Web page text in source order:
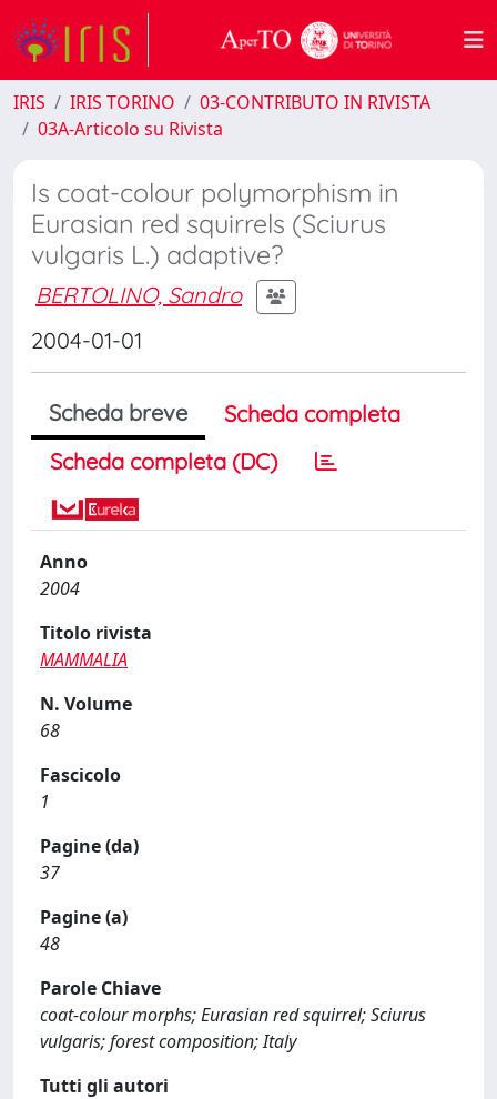
IRIS IRIS TORINO
03-CONTRIBUTO IN RIVISTA
03A-Articolo su Rivista
Is coat-colour polymorphism in
Eurasian red squirrels (Sciurus
vulgaris L.) adaptive?
BERTOLINO, Sandro
2004-01-01
Scheda breve
Scheda completa
Scheda completa (DC)
Anno
2004
Titolo rivista
MAMMALIA
N. Volume
68
Fascicolo
1
Pagine (da)
37
Pagine (a)
48
Parole Chiave
coat-colour morphs; Eurasian red squirrel; Sciurus
vulgaris; forest composition; Italy
Tutti gli autori